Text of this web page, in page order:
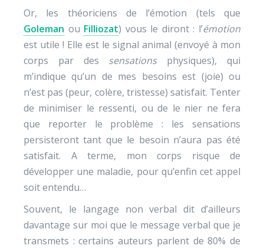
Or, les théoriciens de l’émotion (tels que
Goleman ou Filliozat) vous le diront : l’émotion
est utile ! Elle est le signal animal (envoyé à mon
corps par des sensations physiques), qui
m’indique qu’un de mes besoins est (joie) ou
n’est pas (peur, colère, tristesse) satisfait. Tenter
de minimiser le ressenti, ou de le nier ne fera
que reporter le problème : les sensations
persisteront tant que le besoin n’aura pas été
satisfait. A terme, mon corps risque de
développer une maladie, pour qu’enfin cet appel
soit entendu…
Souvent, le langage non verbal dit d’ailleurs
davantage sur moi que le message verbal que je
transmets : certains auteurs parlent de 80% de